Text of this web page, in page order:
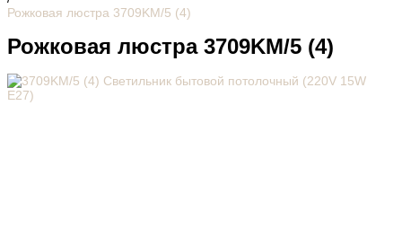
Рожковая люстра 3709KM/5 (4)
Рожковая люстра 3709KM/5 (4)